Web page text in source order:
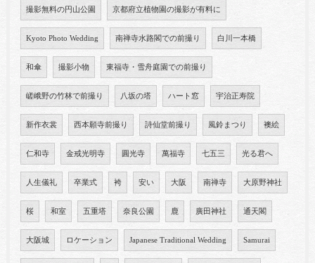
撮影無料の円山公園 京都府立植物園の撮影が有料に
Kyoto Photo Wedding 南禅寺水路閣での前撮り 白川一本橋
和傘 撮影小物 東福寺・雪舟庭園での前撮り
嵯峨野の竹林で前撮り 八坂の塔 ハート窓 宇治正寿院
新作衣裳 西本願寺前撮り 詩仙堂前撮り 風鈴まつり 襖絵
仁和寺 金戒光明寺 圓光寺 萬福寺 七五三 光る君へ
人生儀礼 卒業式 袴 安い 大阪 南禅寺 大原野神社
桜 和室 五重塔 奈良公園 鹿 廣田神社 通天閣
大阪城 ロケーション Japanese Traditional Wedding Samurai